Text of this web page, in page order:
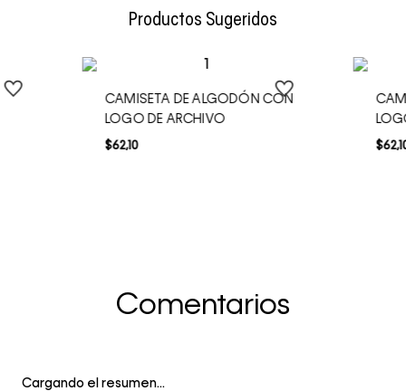
Productos Sugeridos
CAMISETA DE ALGODÓN CON
LOGO DE ARCHIVO
$62,10 $62,
Comentarios
Cargando el resumen…